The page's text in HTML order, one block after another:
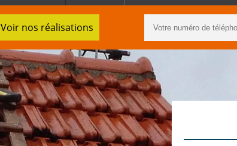
Voir nos réalisations